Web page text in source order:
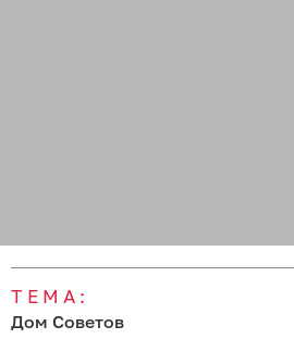
ТЕМА:
Дом Советов